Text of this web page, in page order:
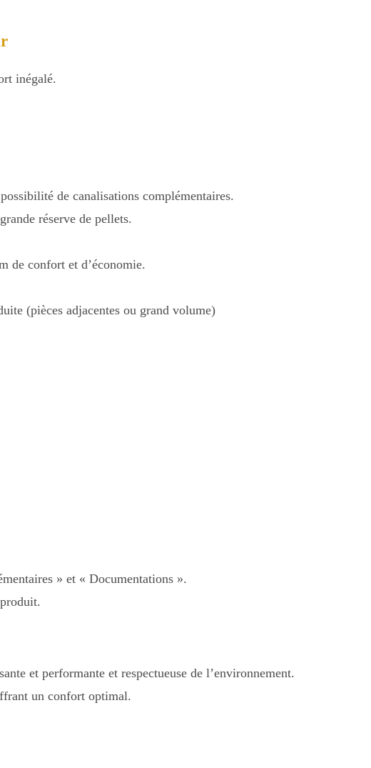
inégalé.
de canalisations complémentaires.
réserve de pellets.
de confort et d’économie.
(pièces adjacentes ou grand volume)
» et « Documentations ».
et performante et respectueuse de l’environnement.
un confort optimal.